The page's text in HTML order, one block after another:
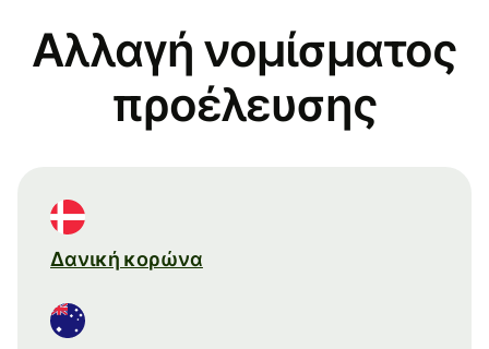
Αλλαγή νομίσματος
προέλευσης
Δανική κορώνα